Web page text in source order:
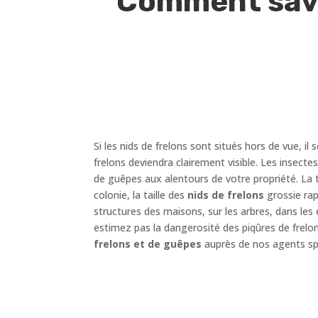
Si les nids de frelons sont situés hors de vue, il
frelons deviendra clairement visible. Les
de guêpes aux alentours de votre propriété. La
colonie, la taille des nids de frelons grossie
structures des maisons, sur les arbres, dans
estimez pas la dangerosité des piqûres de
frelons et de guêpes auprès de nos agents